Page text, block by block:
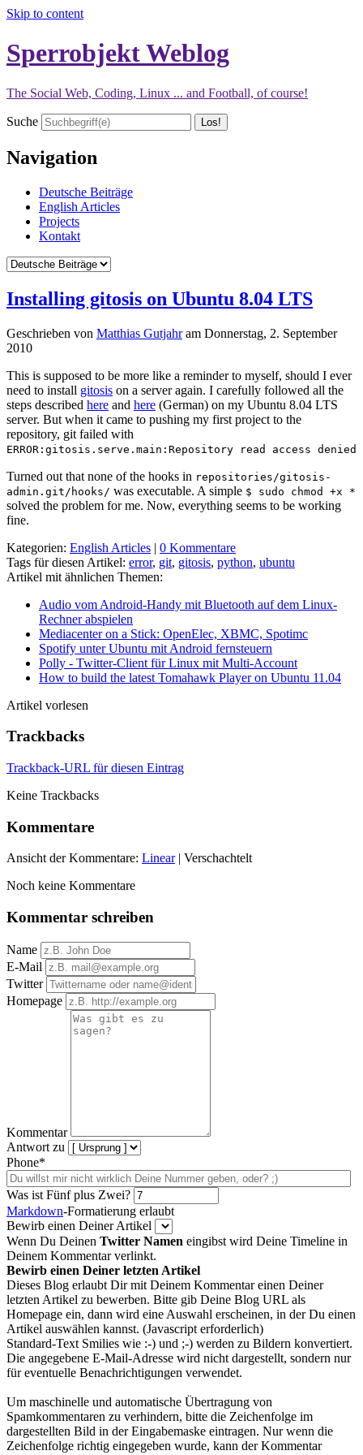
Skip to content
Sperrobjekt Weblog
The Social Web, Coding, Linux ... and Football, of course!
Suche
Navigation
Deutsche Beiträge
English Articles
Projects
Kontakt
Installing gitosis on Ubuntu 8.04 LTS
Geschrieben von Matthias Gutjahram Donnerstag, 2. September
2010
This is supposed to be more like a reminder to myself, should I ever
need to install gitosis on a server again. I carefully followed all the
steps described here and here (German) on my Ubuntu 8.04 LTS
server. But when it came to pushing my first project to the
repository, git failed with
ERROR:gitosis.serve.main:Repository read access denied
Turned out that none of the hooks in repositories/gitosis-
admin.git/hooks/ was executable. A simple $ sudo chmod +x *
solved the problem for me. Now, everything seems to be working
fine.
Kategorien: English Articles | 0 Kommentare
Tags für diesen Artikel: error, git, gitosis, python, ubuntu
Artikel mit ähnlichen Themen:
Audio vom Android-Handy mit Bluetooth auf dem Linux-
Rechner abspielen
Mediacenter on a Stick: OpenElec, XBMC, Spotimc
Spotify unter Ubuntu mit Android fernsteuern
Polly - Twitter-Client für Linux mit Multi-Account
How to build the latest Tomahawk Player on Ubuntu 11.04
Artikel vorlesen
Trackbacks
Trackback-URL für diesen Eintrag
Keine Trackbacks
Kommentare
Ansicht der Kommentare: Linear| Verschachtelt
Noch keine Kommentare
Kommentar schreiben
Name
E-Mail
Twitter
Homepage
Kommentar
Antwort zu
Phone*
Was ist Fünf plus Zwei?
Markdown-Formatierung erlaubt
Bewirb einen Deiner Artikel
Wenn Du Deinen Twitter Namen eingibst wird Deine Timeline in
Deinem Kommentar verlinkt.
Bewirb einen Deiner letzten Artikel
Dieses Blog erlaubt Dir mit Deinem Kommentar einen Deiner
letzten Artikel zu bewerben. Bitte gib Deine Blog URL als
Homepage ein, dann wird eine Auswahl erscheinen, in der Du einen
Artikel auswählen kannst. (Javascript erforderlich)
Standard-Text Smilies wie :-) und ;-) werden zu Bildern konvertiert.
Die angegebene E-Mail-Adresse wird nicht dargestellt, sondern nur
für eventuelle Benachrichtigungen verwendet.
Um maschinelle und automatische Übertragung von
Spamkommentaren zu verhindern, bitte die Zeichenfolge im
dargestellten Bild in der Eingabemaske eintragen. Nur wenn die
Zeichenfolge richtig eingegeben wurde, kann der Kommentar